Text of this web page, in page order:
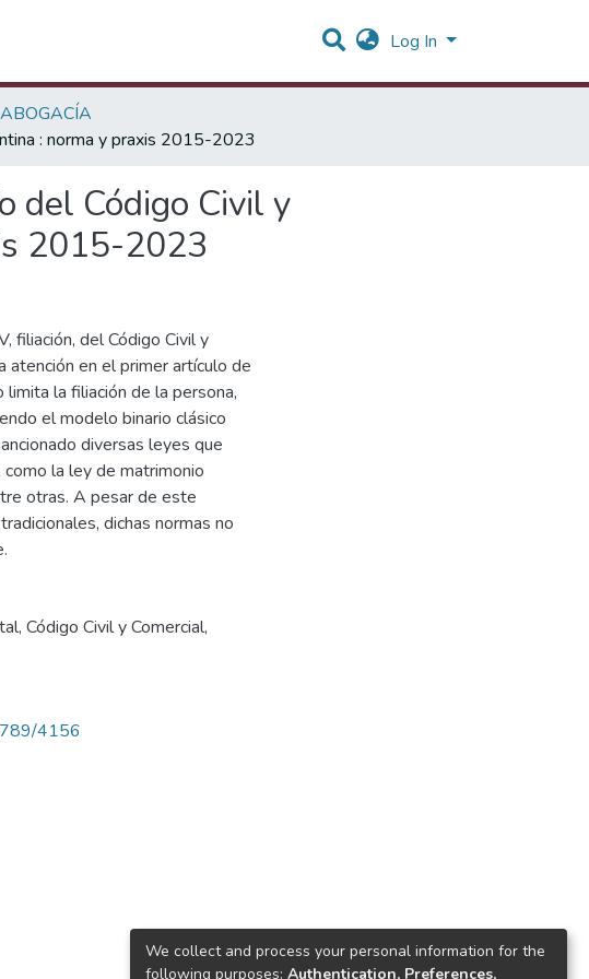
Log In
ABOGACÍA
: norma y praxis 2015-2023
del Código Civil y
2015-2023
filiación, del Código Civil y
atención en el primer artículo de
la filiación de la persona,
el modelo binario clásico
diversas leyes que
la ley de matrimonio
otras. A pesar de este
dichas normas no
, Código Civil y Comercial,
4156
We collect and process your personal information for the
following purposes: Authentication, Preferences,